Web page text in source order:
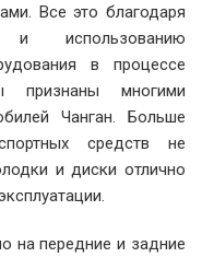
Все это благодаря
и использованию
в процессе
признаны многими
Чанган. Больше
средств не
и диски отлично
на передние и задние